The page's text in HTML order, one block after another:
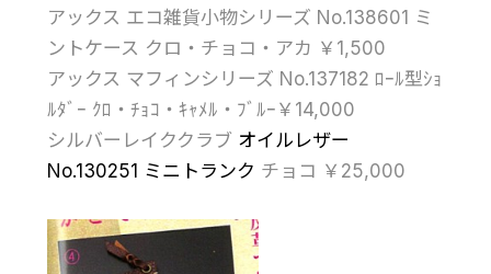
アックス エコ雑貨小物シリーズ No.138601 ミ
ントケース クロ・チョコ・アカ ￥1,500
アックス マフィンシリーズ No.137182 ﾛｰﾙ型ｼｮ
ﾙﾀﾞｰ ｸﾛ・ﾁｮｺ・ｷｬﾒﾙ・ﾌﾞﾙｰ￥14,000
シルバーレイククラブ オイルレザー
No.130251 ミニトランク チョコ ￥25,000